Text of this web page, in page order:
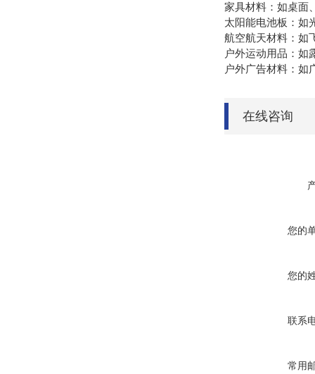
家具材料：如桌面
太阳能电池板：如
航空航天材料：如
户外运动用品：如
户外广告材料：如
在线咨询
您的
您的
联系
常用